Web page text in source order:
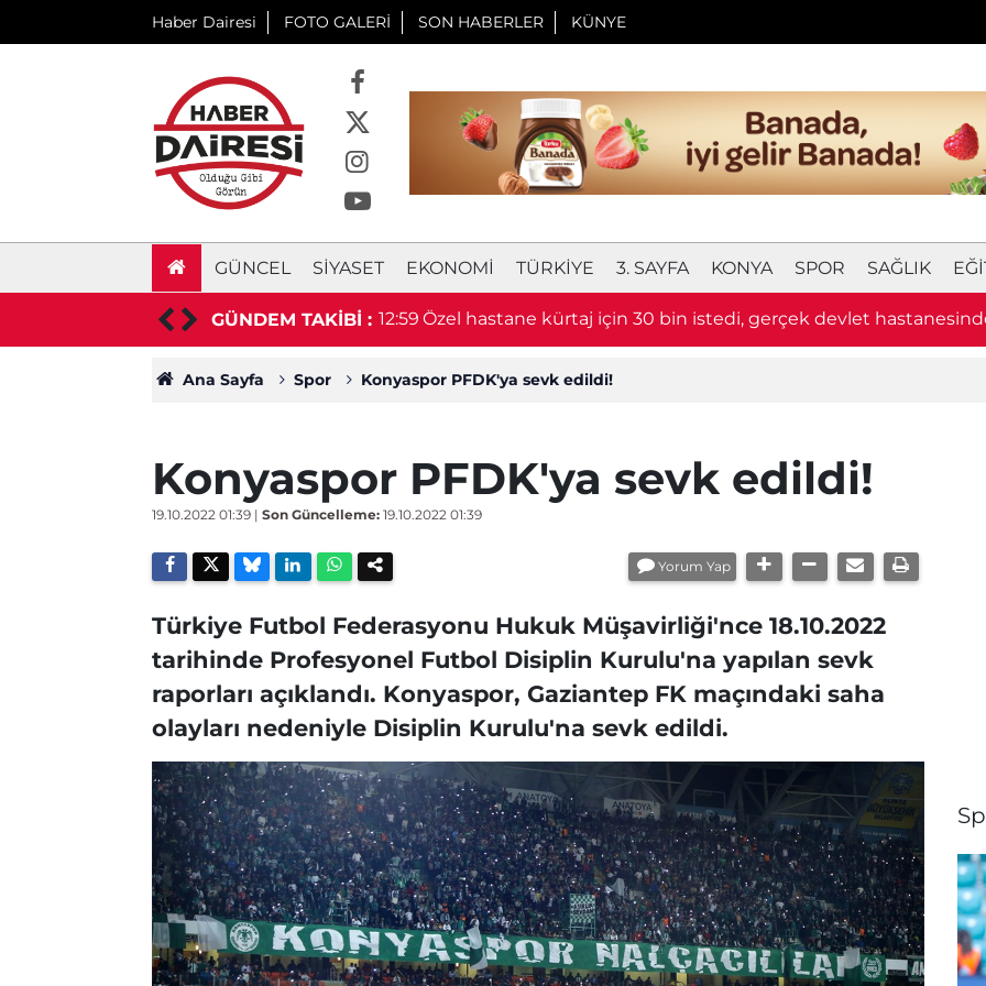
Haber Dairesi FOTO GALERİ SON HABERLER KÜNYE
GÜNCEL SIYASET EKONOMI TÜRKIYE 3. SAYFA KONYA SPOR SAĞLIK
GÜNDEM TAKİBİ :
devlet hastanesinde ortaya çıktı 12:49 Belediyeye rüşvet soruşturmasında görüntüler ortaya çıktı
Ana Sayfa Spor Konyaspor PFDK'ya sevk edildi!
Konyaspor PFDK'ya sevk edildi!
19.10.2022 01:39 | Son Güncelleme: 19.10.2022 01:39
Yorum Yap
Türkiye Futbol Federasyonu Hukuk Müşavirliği'nce 18.10.2022
tarihinde Profesyonel Futbol Disiplin Kurulu'na yapılan sevk
raporları açıklandı. Konyaspor, Gaziantep FK maçındaki saha
olayları nedeniyle Disiplin Kurulu'na sevk edildi.